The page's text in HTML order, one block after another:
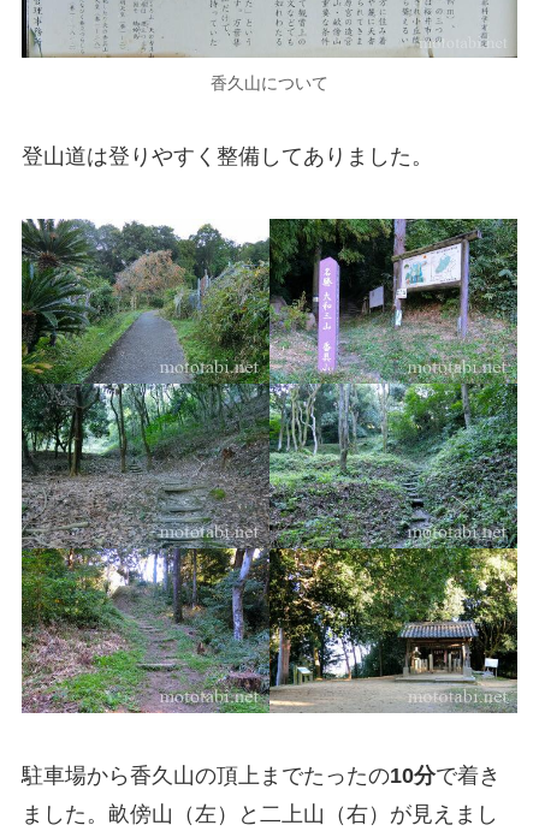
香久山について
登山道は登りやすく整備してありました。
駐車場から香久山の頂上までたったの10分で着き
ました。畝傍山（左）と二上山（右）が見えまし